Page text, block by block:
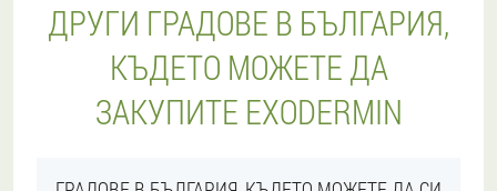
ДРУГИ ГРАДОВЕ В БЪЛГАРИЯ,
КЪДЕТО МОЖЕТЕ ДА
ЗАКУПИТЕ EXODERMIN